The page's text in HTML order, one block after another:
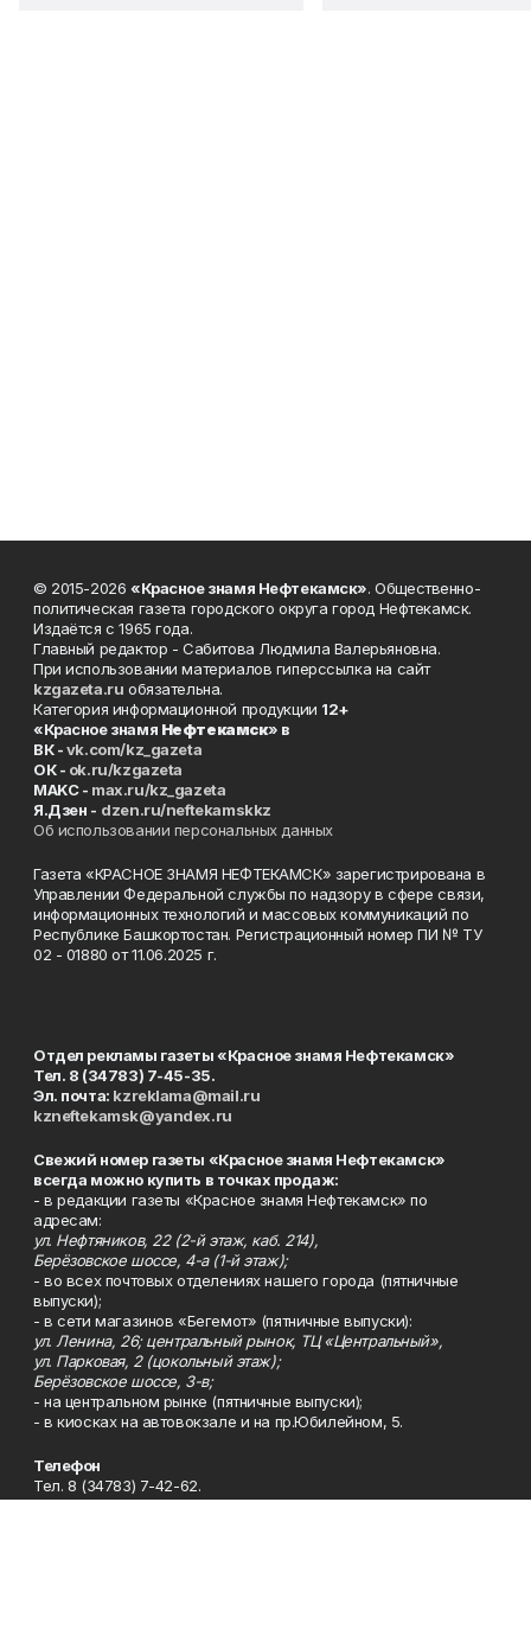
© 2015-2026 «Красное знамя Нефтекамск». Общественно-
политическая газета городского округа город Нефтекамск.
Издаётся с 1965 года.
Главный редактор - Сабитова Людмила Валерьяновна.
При использовании материалов гиперссылка на сайт
kzgazeta.ru обязательна.
Категория информационной продукции 12+
«Красное знамя Нефтекамск» в
ВК -vk.com/kz_gazeta
ОК - ok.ru/kzgazeta
MAKC - max.ru/kz_gazeta
Я.Дзен - dzen.ru/neftekamskkz
Об использовании персональных данных
Газета «КРАСНОЕ ЗНАМЯ НЕФТЕКАМСК» зарегистрирована в
Управлении Федеральной службы по надзору в сфере связи,
информационных технологий и массовых коммуникаций по
Республике Башкортостан. Регистрационный номер ПИ № ТУ
02 - 01880 от 11.06.2025 г.
Отдел рекламы газеты «Красное знамя Нефтекамск»
Тел. 8 (34783) 7-45-35.
Эл. почта: kzreklama@mail.ru
kzneftekamsk@yandex.ru
Свежий номер газеты «Красное знамя Нефтекамск»
всегда можно купить в точках продаж:
- в редакции газеты «Красное знамя Нефтекамск» по
адресам:
ул. Нефтяников, 22 (2-й этаж, каб. 214),
Берёзовское шоссе, 4-а (1-й этаж);
- во всех почтовых отделениях нашего города (пятничные
выпуски);
- в сети магазинов «Бегемот» (пятничные выпуски):
ул. Ленина, 26; центральный рынок, ТЦ «Центральный»,
ул. Парковая, 2 (цокольный этаж);
Берёзовское шоссе, 3-в;
- на центральном рынке (пятничные выпуски);
- в киосках на автовокзале и на пр.Юбилейном, 5.
Телефон
Тел. 8 (34783) 7-42-62.